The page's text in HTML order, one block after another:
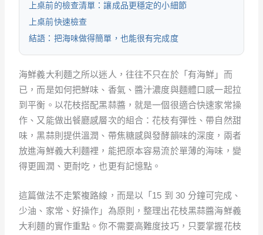
上桌前的檢查清單：讓成品更穩定的小細節
上桌前快速檢查
結語：把海味做得簡單，也能很有完成度
海鮮義大利麵之所以迷人，往往不只在於「有海鮮」而
已，而是如何把鮮味、香氣、醬汁濃度與麵體口感一起拉
到平衡。以花枝搭配黑蒜醬，就是一個很適合快速家常操
作、又能做出餐廳感層次的組合：花枝有彈性、帶自然甜
味，黑蒜則提供溫潤、帶焦糖感與發酵韻味的深度，兩者
放進海鮮義大利麵裡，能把原本容易流於單薄的海味，變
得更圓潤、更耐吃，也更有記憶點。
這篇做法不走繁複路線，而是以「15 到 30 分鐘可完成、
少油、家常、好操作」為原則，整理出花枝黑蒜醬海鮮義
大利麵的實作重點。你不需要高難度技巧，只要掌握花枝